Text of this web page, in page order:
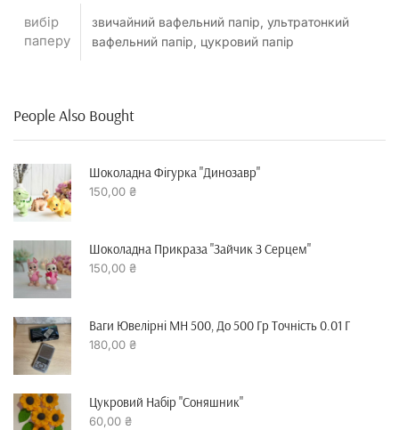
вибір
паперу
звичайний вафельний папір, ультратонкий
вафельний папір, цукровий папір
People Also Bought
Шоколадна Фігурка "динозавр"
150,00 ₴
Шоколадна Прикраза "зайчик З Серцем"
150,00 ₴
Ваги Ювелірні MH 500, До 500 Гр Точність 0.01 Г
180,00 ₴
Цукровий Набір "Соняшник"
60,00 ₴